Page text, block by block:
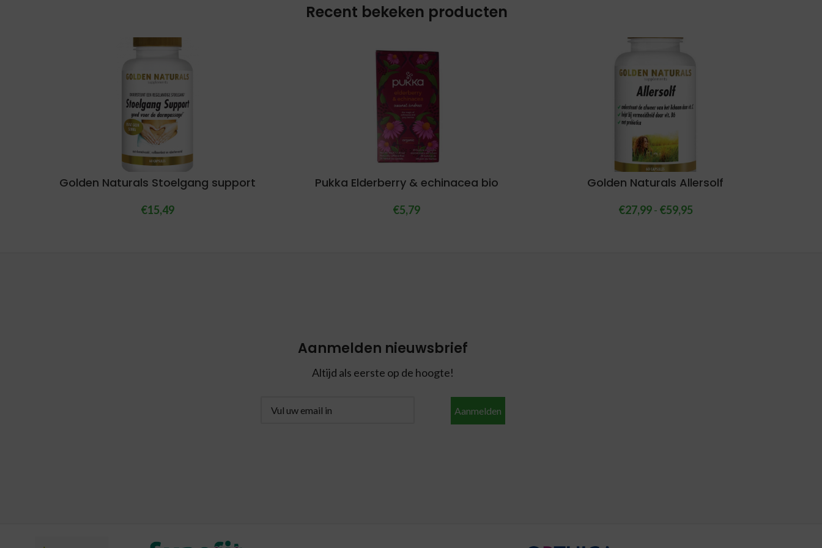
Recent bekeken producten
Golden Naturals Stoelgang support
€15,49
Pukka Elderberry & echinacea bio
€5,79
Golden Naturals Allersolf
€27,99- €59,95
Aanmelden nieuwsbrief
Altijd als eerste op de hoogte!
Aanmelden